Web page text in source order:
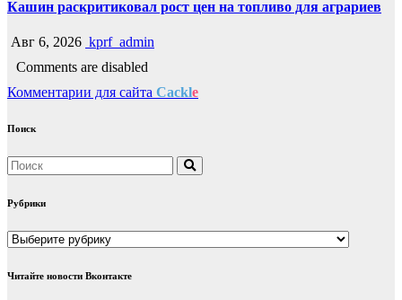
Кашин раскритиковал рост цен на топливо для аграриев
Авг 6, 2026 kprf_admin
Comments are disabled
Комментарии для сайта Cackle
Поиск
Рубрики
Рубрики
Читайте новости Вконтакте